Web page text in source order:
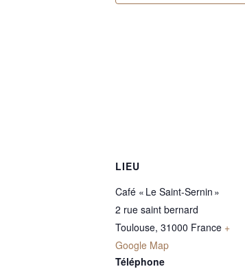
LIEU
Café « Le Saint-Sernin »
2 rue saint bernard
Toulouse, 31000 France +
Google Map
Téléphone